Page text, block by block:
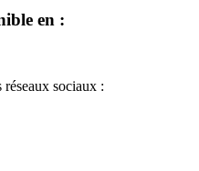
en :
réseaux sociaux :